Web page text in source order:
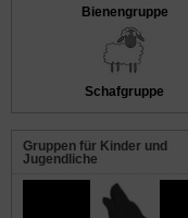
Bienengruppe
Schafgruppe
Gruppen für Kinder und
Jugendliche